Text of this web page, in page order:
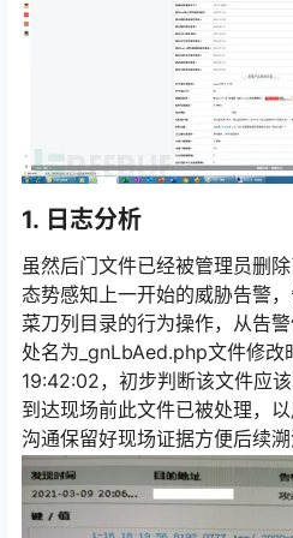
1. 日志分析
虽然后门文件已经被管理员删
态势感知上一开始的威胁告警
菜刀列目录的行为操作，从告
处名为_gnLbAed.php文件修改
19:42:02，初步判断该文件应
到达现场前此文件已被处理，
沟通保留好现场证据方便后续溯